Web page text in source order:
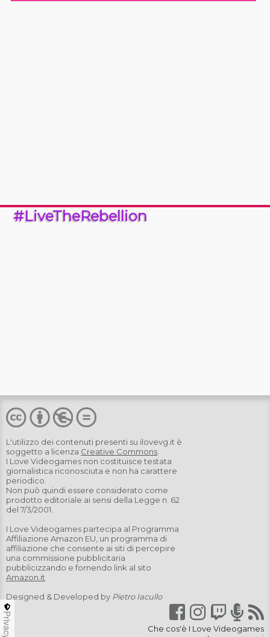
#LiveTheRebellion
L'utilizzo dei contenuti presenti su ilovevg.it è
soggetto a licenza Creative Commons
I Love Videogames non costituisce testata
giornalistica riconosciuta e non ha carattere
periodico.
Non può quindi essere considerato come
prodotto editoriale ai sensi della Legge n. 62
del 7/3/2001.
I Love Videogames partecipa al Programma
Affiliazione Amazon EU, un programma di
affiliazione che consente ai siti di percepire
una commissione pubblicitaria
pubblicizzando e fornendo link al sito
Amazon.it
Designed & Developed by Pietro Iacullo
Che cos'è I Love Videogames
Privacy